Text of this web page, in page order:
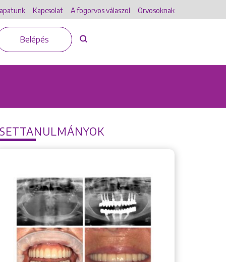
Kapcsolat A fogorvos válaszol Orvosoknak
Belépés